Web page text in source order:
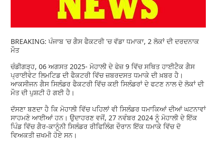
BREAKING: ਪੰਜਾਬ 'ਚ ਗੈਸ ਫੈਕਟਰੀ 'ਚ ਵੱਡਾ ਧਮਾਕਾ, 2 ਲੋਕਾਂ ਦੀ ਦਰਦਨਾਕ
ਮੌਤ
ਚੰਡੀਗੜ੍ਹ, 06 ਅਗਸਤ 2025- ਮੋਹਾਲੀ ਦੇ ਫੇਜ਼ 9 ਵਿੱਚ ਸਥਿਤ ਹਾਈਟੈਕ ਗੈਸ
ਪ੍ਰਾਈਵੇਟ ਲਿਮਟਿਡ ਦੀ ਫੈਕਟਰੀ ਵਿੱਚ ਜ਼ਬਰਦਸਤ ਧਮਾਕੇ ਦੀ ਖ਼ਬਰ ਹੈ।
ਆਕਸੀਜਨ ਗੈਸ ਸਿਲੰਡਰ ਫੈਕਟਰੀ ਵਿੱਚ ਕਈ ਸਿਲੰਡਰਾਂ ਦੇ ਫਟਣ ਨਾਲ ਦੋ ਲੋਕਾਂ ਦੀ
ਮੌਤ ਦੀ ਪੁਸ਼ਟੀ ਹੋ ਗਈ ਹੈ।
ਦੱਸਣਾ ਬਣਦਾ ਹੈ ਕਿ ਮੋਹਾਲੀ ਵਿੱਚ ਪਹਿਲਾਂ ਵੀ ਸਿਲੰਡਰ ਧਮਾਕਿਆਂ ਦੀਆਂ ਘਟਨਾਵਾਂ
ਸਾਹਮਣੇ ਆਈਆਂ ਹਨ। ਉਦਾਹਰਣ ਵਜੋਂ, 27 ਨਵੰਬਰ 2024 ਨੂੰ ਮੋਹਾਲੀ ਦੇ ਇੱਕ
ਪਿੰਡ ਵਿੱਚ ਗੈਰ-ਕਾਨੂੰਨੀ ਸਿਲੰਡਰ ਰੀਫਿਲਿੰਗ ਦੌਰਾਨ ਇੱਕ ਧਮਾਕੇ ਵਿੱਚ ਦੋ
ਵਿਅਕਤੀ ਜ਼ਖਮੀ ਹੋਏ ਸਨ।